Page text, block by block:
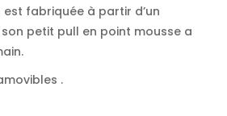
fabriquée à partir d’un
petit pull en point mousse a
.